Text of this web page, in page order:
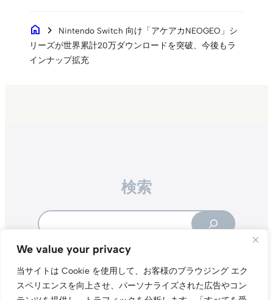
We value your privacy
当サイトは Cookie を使用して、お客様のブラウジング エク
スペリエンスを向上させ、パーソナライズされた広告やコン
home chevron_right
Nintendo Switch 向け「アケアカNEOGEO」シ
リーズが世界累計20万ダウンロードを突破、今後もラ
インナップ拡充
検索